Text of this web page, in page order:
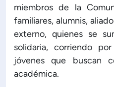
miembros de la
familiares, alumnis,
externo, quienes se
solidaria, corriendo
jóvenes que buscan
académica.